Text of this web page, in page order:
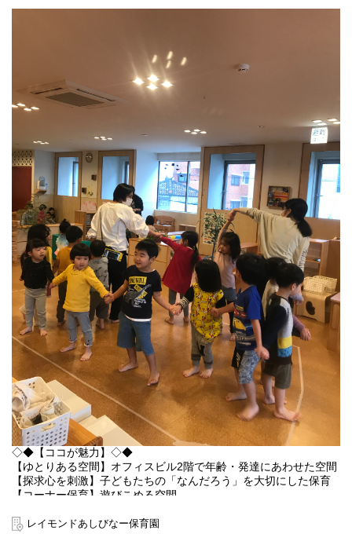
(変更の範囲）法人の定める業務
◇◆【ココが魅力】◇◆
【ゆとりある空間】オフィスビル2階で年齢・発達にあわせた空間
【探求心を刺激】子どもたちの「なんだろう」を大切にした保育
【コーナー保育】遊びこめる空間
の保育レイモンドあしびなー保育園